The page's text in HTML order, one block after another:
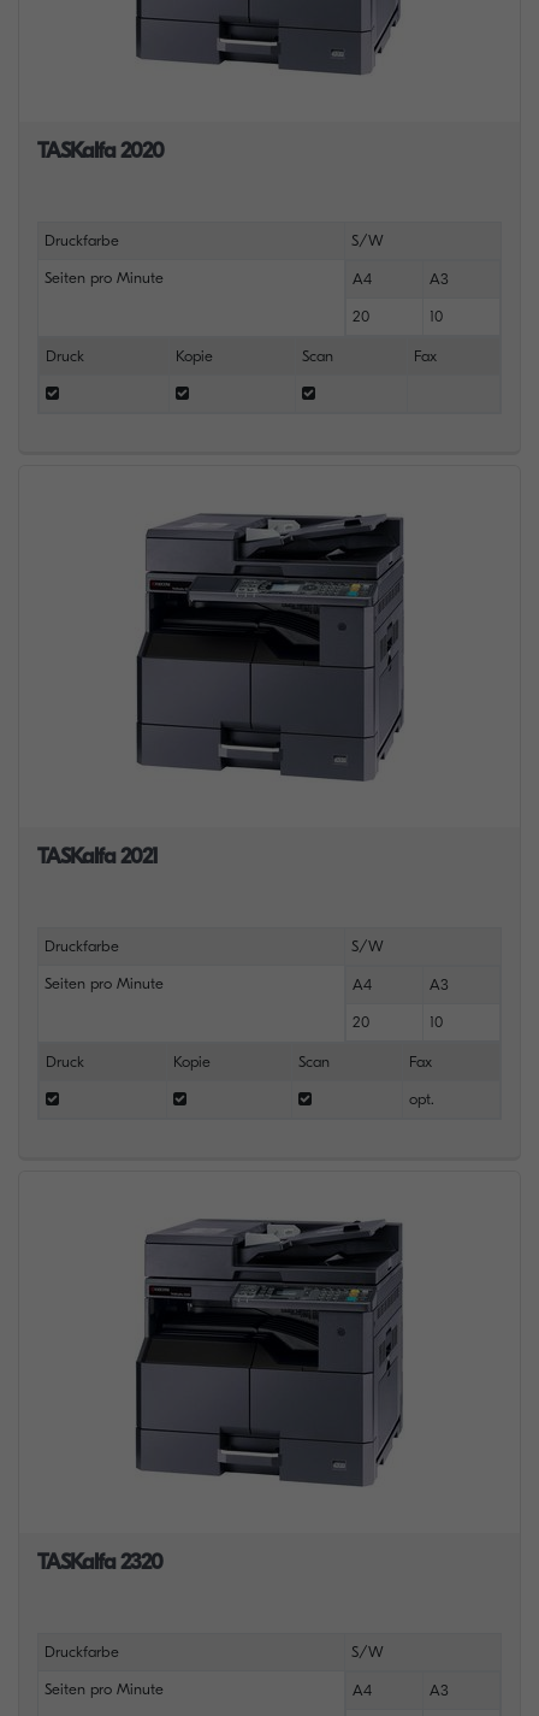
TASKalfa 2020
Druckfarbe S/W
Seiten pro Minute A4 A3
20 10
Druck Kopie Scan Fax
TASKalfa 2021
Druckfarbe S/W
Seiten pro Minute A4 A3
20 10
Druck Kopie Scan Fax
opt.
TASKalfa 2320
Druckfarbe S/W
Seiten pro Minute A4 A3